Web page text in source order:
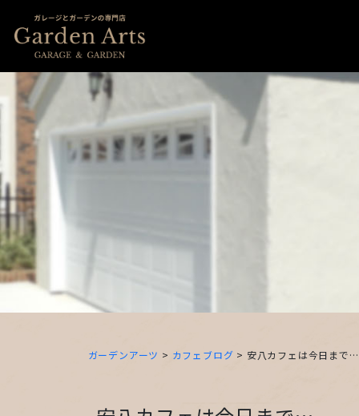
ガーデンアーツ > カフェブログ > 安八カフェは今日まで…